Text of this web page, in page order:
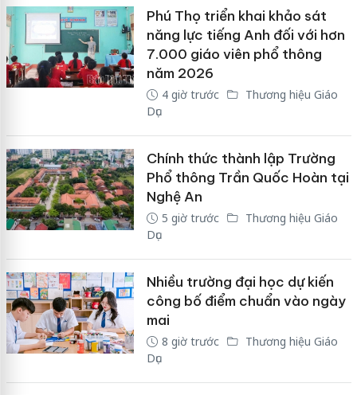
Phú Thọ triển khai khảo sát
năng lực tiếng Anh đối với hơn
7.000 giáo viên phổ thông
năm 2026
4 giờ trước
Thương hiệu Giáo
Dục
Chính thức thành lập Trường
Phổ thông Trần Quốc Hoàn tại
Nghệ An
5 giờ trước
Thương hiệu Giáo
Dục
Nhiều trường đại học dự kiến
công bố điểm chuẩn vào ngày
mai
8 giờ trước
Thương hiệu Giáo
Dục